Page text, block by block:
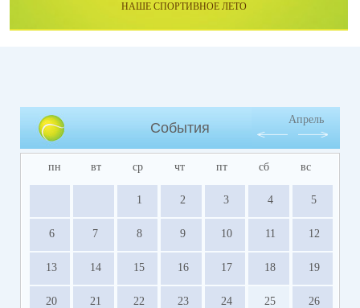
НАШЕ СПОРТИВНОЕ ЛЕТО
События
Апрель
пн вт ср чт пт сб вс
1 2 3 4 5
6 7 8 9 10 11 12
13 14 15 16 17 18 19
20 21 22 23 24 25 26